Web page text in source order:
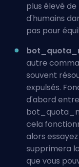
plus élevé
d'humains
pas pour
autre
souvent
expulsés.
d'abord
cela
alors
supprimera
que vous